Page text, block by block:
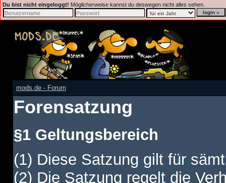
Du bist nicht eingeloggt! Möglicherweise kannst du deswegen nicht alles sehen.
mods.de - Forum
Forensatzung
§1 Geltungsbereich
(1) Diese Satzung gilt für
(2) Die Satzung regelt die